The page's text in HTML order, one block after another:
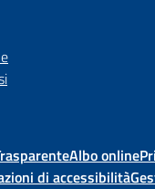
Albo online
di accessibilità